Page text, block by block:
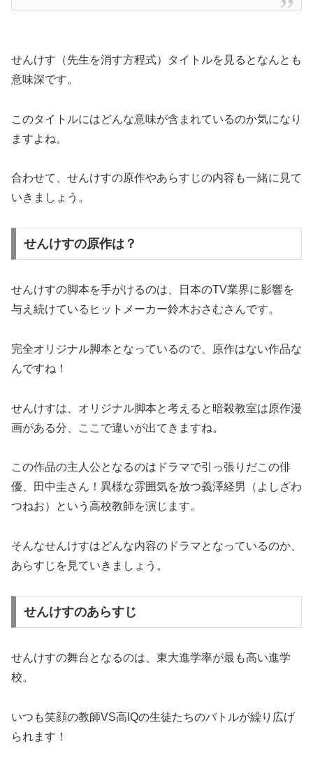
せんけす（先生を消す方程式）タイトルを見るとなんとも
意味深です。
このタイトルにはどんな意味が含まれているのか気になり
ますよね。
合わせて、せんけすの原作やあらすじの内容も一緒に見て
いきましょう。
せんけすの原作は？
せんけすの脚本を手がけるのは、日本のTV業界に影響を
与え続けているヒットメーカー鈴木おさむさんです。
完全オリジナル脚本となっているので、原作はない作品な
んですね！
せんけすは、オリジナル脚本と考えると暗殺教室は原作漫
画がある分、ここで違いが出てきますね。
この作品の主人公となるのはドラマで引っ張りだこの俳
優、田中圭さん！異様な雰囲気を放つ義澤経男（よしざわ
つねお）という高校教師を演じます。
そんなせんけすはどんな内容のドラマとなっているのか、
あらすじを見ていきましょう。
せんけすのあらすじ
せんけすの舞台となるのは、東大進学率が最も高い進学
校。
いつも笑顔の教師VS高IQの生徒たちのバトルが繰り広げ
られます！